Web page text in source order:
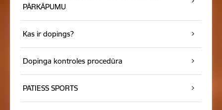
PĀRKĀPUMU
Kas ir dopings?
Dopinga kontroles procedūra
PATIESS SPORTS